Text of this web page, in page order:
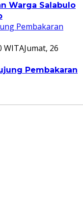
Warga Salabulo
WITAJumat, 26
Pembakaran